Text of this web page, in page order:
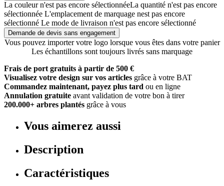
La couleur n'est pas encore sélectionnéeLa quantité n'est pas encore
sélectionnée L'emplacement de marquage nest pas encore
sélectionné Le mode de livraison n'est pas encore sélectionné
Demande de devis sans engagement
Vous pouvez importer votre logo lorsque vous êtes dans votre panier
Les échantillons sont toujours livrés sans marquage
Frais de port gratuits à partir de 500 €
Visualisez votre design sur vos articles grâce à votre BAT
Commandez maintenant, payez plus tard ou en ligne
Annulation gratuite avant validation de votre bon à tirer
200.000+ arbres plantés grâce à vous
Vous aimerez aussi
Description
Caractéristiques